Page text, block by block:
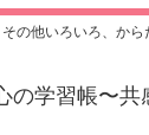
の他いろいろ、から
の学習帳〜共